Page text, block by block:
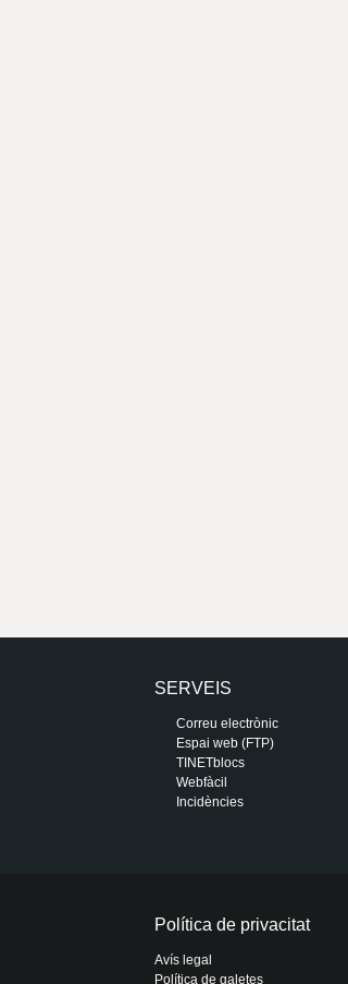
SERVEIS
Correu electrònic
Espai web (FTP)
TINETblocs
Webfàcil
Incidències
Política de privacitat
Avís legal
Política de galetes